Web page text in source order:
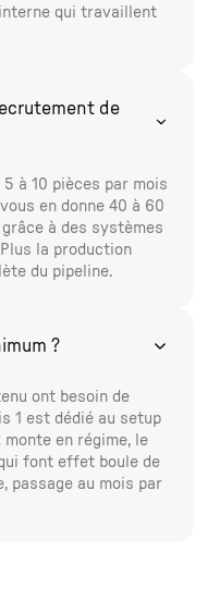
qui travaillent
de
à 10 pièces par mois
en donne 40 à 60
à des systèmes
la production
du pipeline.
?
ont besoin de
1 est dédié au setup
en régime, le
font effet boule de
passage au mois par